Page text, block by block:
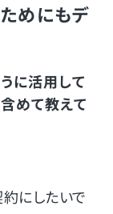
めにもデ
に活用して
めて教えて
にしたいで